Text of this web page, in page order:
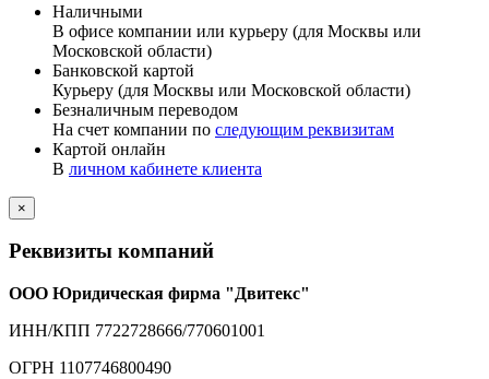
Наличными
В офисе компании или курьеру (для Москвы или
Московской области)
Банковской картой
Курьеру (для Москвы или Московской области)
Безналичным переводом
На счет компании по следующим реквизитам
Картой онлайн
В личном кабинете клиента
×
Реквизиты компаний
ООО Юридическая фирма "Двитекс"
ИНН/КПП 7722728666/770601001
ОГРН 1107746800490